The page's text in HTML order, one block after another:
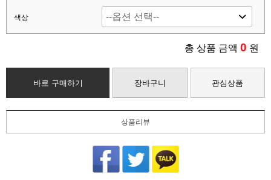
색상
총 상품 금액 0 원
바로 구매하기 장바구니 관심상품
상품리뷰